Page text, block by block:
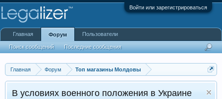
Войти или зарегистрироваться
Главная Форум Топ магазины Молдовы
В условиях военного положения в Украине
Главная Форум
Поиск сообщений Последние сообщения
Пользователи